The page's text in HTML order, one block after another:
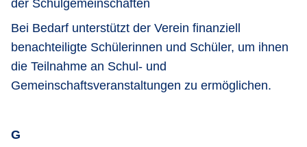
der Schulgemeinschaften
Bei Bedarf unterstützt der Verein finanziell
benachteiligte Schülerinnen und Schüler, um ihnen
die Teilnahme an Schul- und
Gemeinschaftsveranstaltungen zu ermöglichen.
G